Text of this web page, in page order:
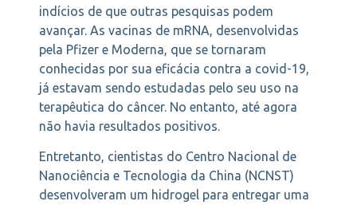
indícios de que outras pesquisas podem
avançar. As vacinas de mRNA, desenvolvidas
pela Pfizer e Moderna, que se tornaram
conhecidas por sua eficácia contra a covid-19,
já estavam sendo estudadas pelo seu uso na
terapêutica do câncer. No entanto, até agora
não havia resultados positivos.
Entretanto, cientistas do Centro Nacional de
Nanociência e Tecnologia da China (NCNST)
desenvolveram um hidrogel para entregar uma